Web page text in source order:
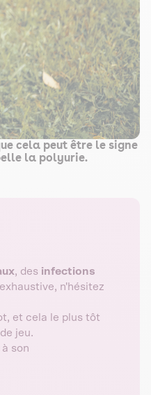
cela peut être le signe
la polyurie.
, des infections
n'hésitez
et cela le plus tôt
jeu.
son